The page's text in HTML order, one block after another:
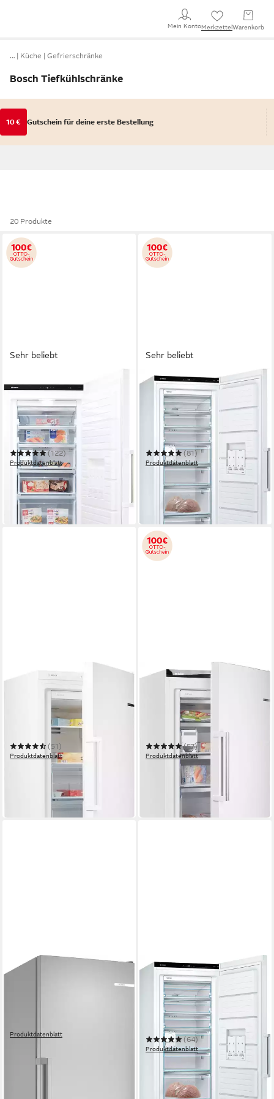
Mein KontoMerkzettel Warenkorb
… Küche Gefrierschränke
Bosch Tiefkühlschränke
10 € Gutschein für deine erste Bestellung
20 Produkte
Sehr beliebt
Gefrierschrank Serie 6
GSN54AWCV
70 x 176 x 78 cm
B/H/T
328 l Kapazität Gefrieren
38 dB(A) Betriebsgeräusch
(122)
Produktdatenblatt
879,00 € UVP1.659,00 €
25,52 €mtl. in 48 Raten
-47%
in 1-2 Werktagen bei dir
Sehr beliebt
BOSCH
Gefrierschrank Serie 6
GSN58AWCV
70 x 191 x 78 cm B/H/T
Kapazität Gefrieren
38 dB(A)
Betriebsgeräusch
(81)
Produktdatenblatt
UVP1.719,00 €
26,10 €mtl. in 48 Raten
in 3-5 Werktagen bei dir
Gefrierschrank Serie 4
GSN29VWEP
60 x 161 x 65 cm
B/H/T
Kapazität Gefrieren
Betriebsgeräusch
(51)
Produktdatenblatt
UVP959,00 €
in 1-2 Werktagen bei dir
BOSCH
Gefrierschrank Serie 6
GSN51AWCV
70 x 161 x 78 cm B/H/T
Kapazität Gefrieren
Betriebsgeräusch
(57)
Produktdatenblatt
799,00 € UVP1.609,00 €
mtl. in 48 Raten
BOSCH
Produktdatenblatt
mtl. in 48 Raten
BOSCH
Gefrierschrank Serie 6
GSN58AWDV
70 x 191 x 78 cm B/H/T
Kapazität Gefrieren
38 dB(A) Betriebsgeräusch
(64)
Produktdatenblatt
829,00 € UVP1.539,00 €
24,07 €mtl. in 48 Raten